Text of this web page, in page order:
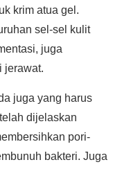
krim atua gel.
sel-sel kulit
juga
jerawat.
juga yang harus
dijelaskan
pori-
bakteri. Juga